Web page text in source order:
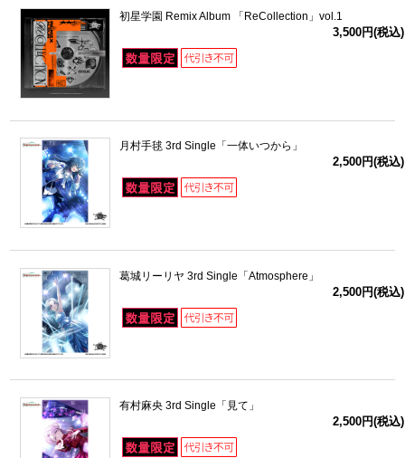
初星学園 Remix Album 「ReCollection」vol.1
3,500円(税込)
月村手毬 3rd Single「一体いつから」
2,500円(税込)
葛城リーリヤ 3rd Single「Atmosphere」
2,500円(税込)
有村麻央 3rd Single「見て」
2,500円(税込)